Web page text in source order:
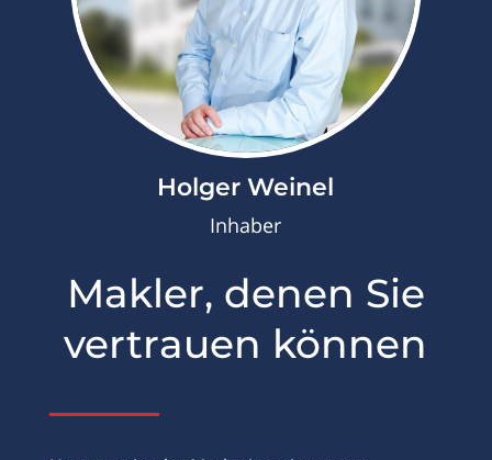
Holger Weinel
Inhaber
Makler, denen Sie
vertrauen können